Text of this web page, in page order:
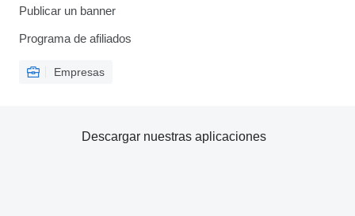
Publicar un banner
Programa de afiliados
Empresas
Descargar nuestras aplicaciones